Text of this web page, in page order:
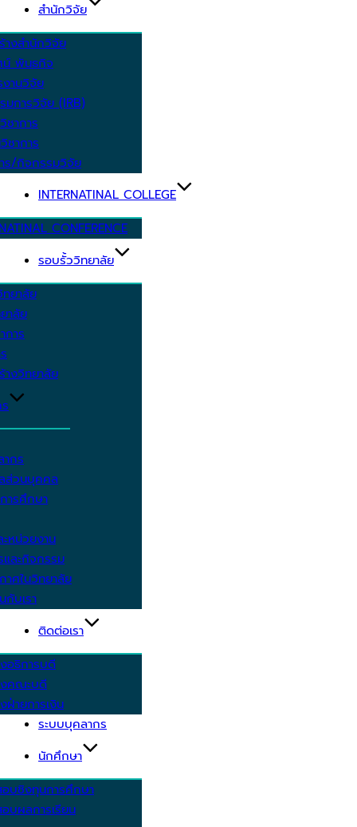
สำนักวิจัย
างสำนักวิจัย
น์ พันธกิจ
งานวิจัย
มการวิจัย (IRB)
ชาการ
ชาการ
ร/กิจกรรมวิจัย
INTERNATINAL COLLEGE
CONFERENCE
รอบรั้ววิทยาลัย
ทยาลัย
าลัย
การ
างวิทยาลัย
กร
ส่วนบุคคล
ารศึกษา
หน่วยงาน
และกิจกรรม
าศในวิทยาลัย
กับเรา
ติดต่อเรา
อธิการบดี
คณะบดี
ฝ่ายการเงิน
ระบบบุคลากร
นักศึกษา
บชิงทุนการศึกษา
บผลการเรียน